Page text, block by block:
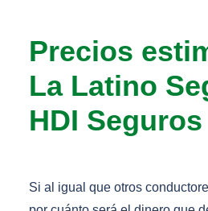
Precios
La Latino
HDI Seguros
Si al igual que otros